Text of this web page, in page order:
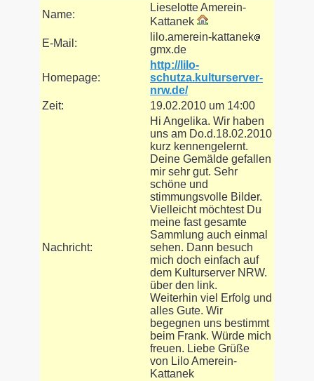
Name:
Lieselotte Amerein-
Kattanek
E-Mail:
lilo.amerein-kattanek
gmx.de
Homepage:
http://lilo-
schutza.kulturserver-
nrw.de/
Zeit:
19.02.2010 um 14:00
Nachricht:
Hi Angelika. Wir haben
uns am Do.d.18.02.2010
kurz kennengelernt.
Deine Gemälde gefallen
mir sehr gut. Sehr
schöne und
stimmungsvolle Bilder.
Vielleicht möchtest Du
meine fast gesamte
Sammlung auch einmal
sehen. Dann besuch
mich doch einfach auf
dem Kulturserver NRW.
über den link.
Weiterhin viel Erfolg und
alles Gute. Wir
begegnen uns bestimmt
beim Frank. Würde mich
freuen. Liebe Grüße
von Lilo Amerein-
Kattanek